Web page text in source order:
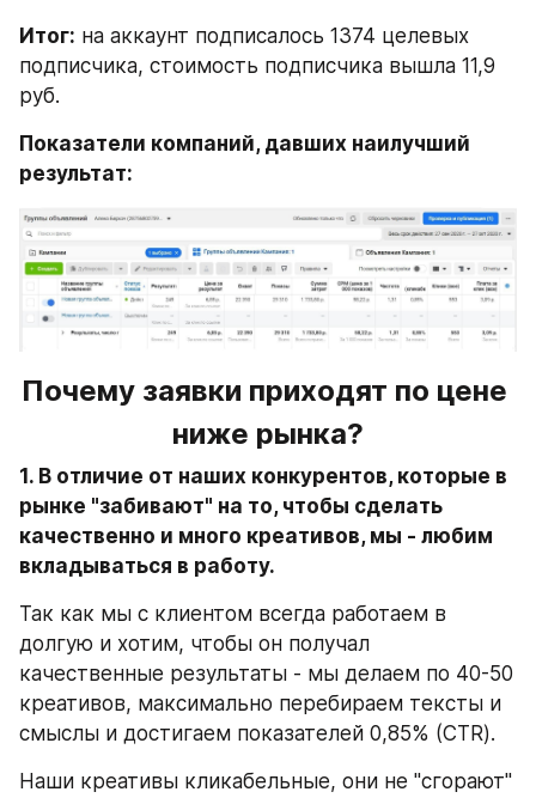
Итог: на аккаунт подписалось 1374 целевых
подписчика, стоимость подписчика вышла 11,9
руб.
Показатели компаний, давших наилучший
результат:
Почему заявки приходят по цене
ниже рынка?
1. В отличие от наших конкурентов, которые в
рынке "забивают" на то, чтобы сделать
качественно и много креативов, мы - любим
вкладываться в работу.
Так как мы с клиентом всегда работаем в
долгую и хотим, чтобы он получал
качественные результаты - мы делаем по 40-50
креативов, максимально перебираем тексты и
смыслы и достигаем показателей 0,85% (CTR).
Наши креативы кликабельные, они не "сгорают"